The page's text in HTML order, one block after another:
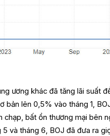
ương khác đã tăng lãi suất
bản lên 0,5% vào tháng 1,
chạp, bất ổn thương mại bên
và tháng 6, BOJ đã đưa ra